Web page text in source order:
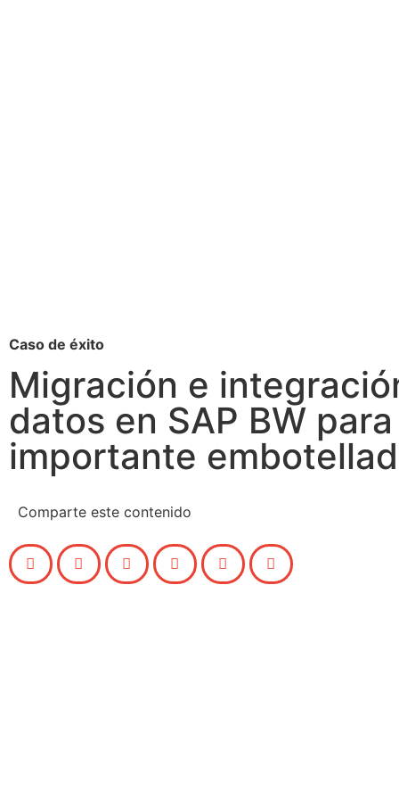
Caso de éxito
Migración e
datos en SAP BW para
importante
Comparte este contenido